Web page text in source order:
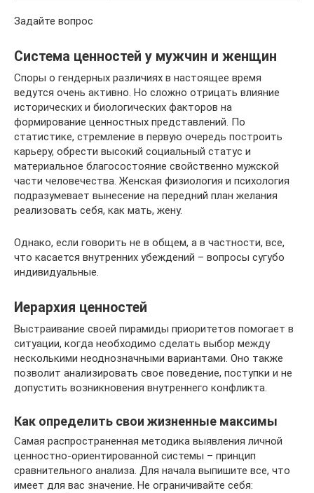
Задайте вопрос
Система ценностей у мужчин и женщин
Споры о гендерных различиях в настоящее время
ведутся очень активно. Но сложно отрицать влияние
исторических и биологических факторов на
формирование ценностных представлений. По
статистике, стремление в первую очередь построить
карьеру, обрести высокий социальный статус и
материальное благосостояние свойственно мужской
части человечества. Женская физиология и психология
подразумевает вынесение на передний план желания
реализовать себя, как мать, жену.
Однако, если говорить не в общем, а в частности, все,
что касается внутренних убеждений – вопросы сугубо
индивидуальные.
Иерархия ценностей
Выстраивание своей пирамиды приоритетов помогает в
ситуации, когда необходимо сделать выбор между
несколькими неоднозначными вариантами. Оно также
позволит анализировать свое поведение, поступки и не
допустить возникновения внутреннего конфликта.
Как определить свои жизненные максимы
Самая распространенная методика выявления личной
ценностно-ориентированной системы – принцип
сравнительного анализа. Для начала выпишите все, что
имеет для вас значение. Не ограничивайте себя: